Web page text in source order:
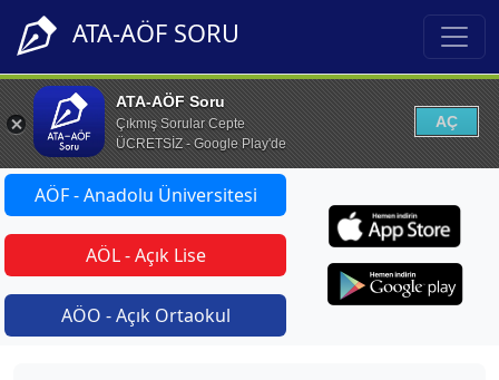
ATA-AÖF SORU
ATA-AÖF Soru
Çıkmış Sorular Cepte
ÜCRETSİZ - Google Play'de
AÇ
AÖF - Anadolu Üniversitesi
AÖL - Açık Lise
AÖO - Açık Ortaokul